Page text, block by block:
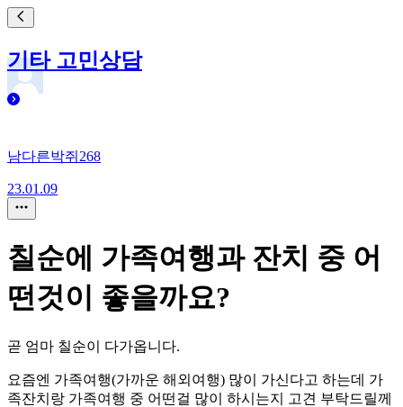
기타 고민상담
남다른박쥐268
23.01.09
칠순에 가족여행과 잔치 중 어
떤것이 좋을까요?
곧 엄마 칠순이 다가옵니다.
요즘엔 가족여행(가까운 해외여행) 많이 가신다고 하는데 가
족잔치랑 가족여행 중 어떤걸 많이 하시는지 고견 부탁드릴께